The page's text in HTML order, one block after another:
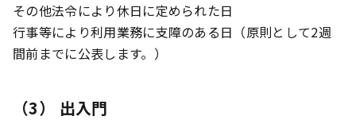
その他法令により休日に定められた日
行事等により利用業務に支障のある日（原則として2週
間前までに公表します。）
（3） 出入門